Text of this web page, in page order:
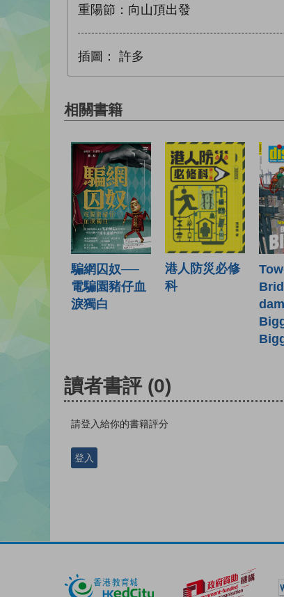
重陽節：向山頂出發
插圖： 許多
相關書籍
騙網囚奴──
電騙園豬仔血
淚獨白
港人防災必修
科
讀者書評 (0)
請登入給你的書籍評分
登入